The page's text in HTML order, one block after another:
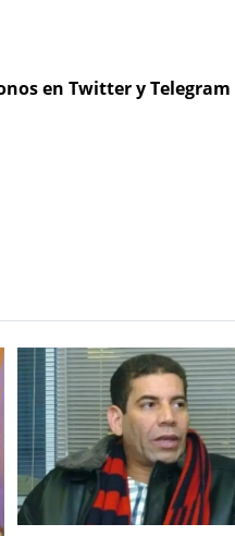
en Twitter y Telegram